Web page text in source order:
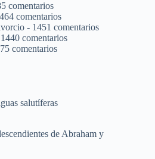
comentarios
comentarios
- 1451 comentarios
comentarios
comentarios
salutíferas
de Abraham y